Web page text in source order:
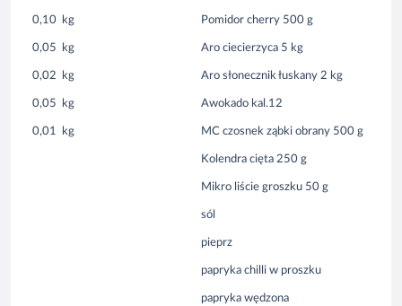
0,10 kg Pomidor cherry 500 g
0,05 kg Aro ciecierzyca 5 kg
0,02 kg Aro słonecznik łuskany 2 kg
0,05 kg Awokado kal.12
0,01 kg MC czosnek ząbki obrany 500 g
Kolendra cięta 250 g
Mikro liście groszku 50 g
sól
pieprz
papryka chilli w proszku
papryka wędzona